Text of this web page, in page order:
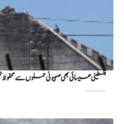
فلسطینی عیسائی بھی صہیونی حملوں سے